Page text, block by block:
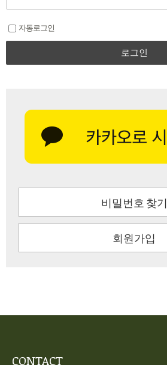
자동로그인
로그인
비밀번호 찾기
회원가입
CONTACT